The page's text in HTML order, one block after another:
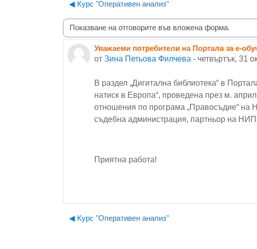
◀︎ Курс "Оперативен анализ"
Начин на показване
Уважаеми потребители на Портала за е-
от Зина Петьова Филчева - четвъртък, 31
Number of replies: 0
В раздел „Дигитална библиотека“ в
натиск в Европа“, проведена през м.
отношения по програма „Правосъдие“ на
съдебна администрация, партньор на НИП
Приятна работа!
◀︎ Курс "Оперативен анализ"